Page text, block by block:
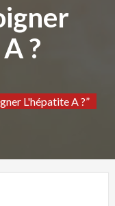
?
L'hépatite A ?”